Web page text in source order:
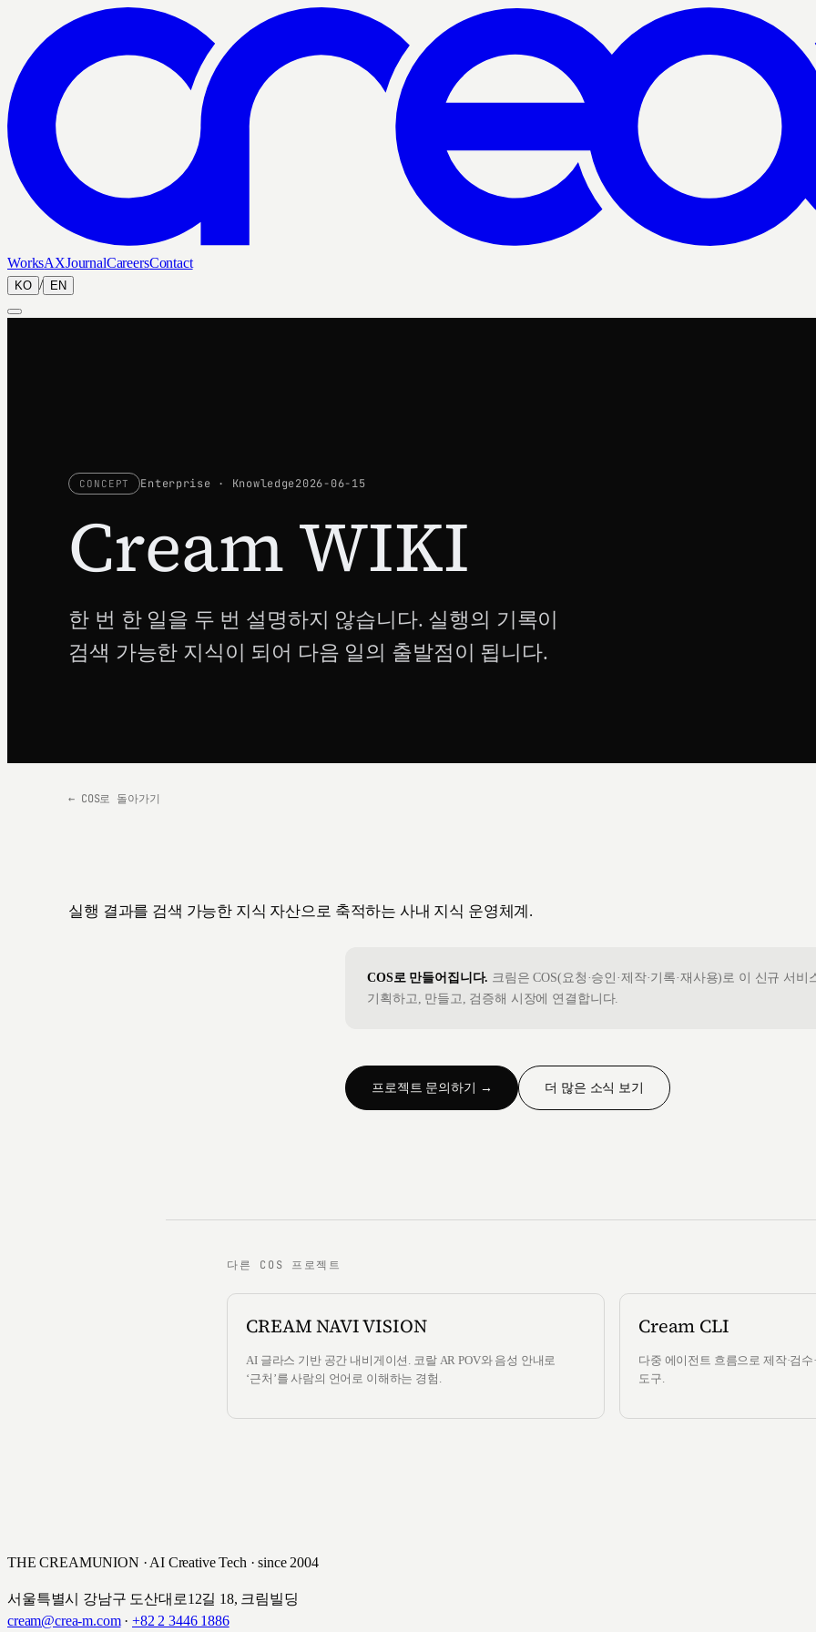
WorksAXJournalCareersContact
KO / EN
CONCEPT Enterprise · Knowledge2026-06-15
Cream WIKI
한 번 한 일을 두 번 설명하지 않습니다. 실행의 기록이
검색 가능한 지식이 되어 다음 일의 출발점이 됩니다.
← COS로 돌아가기
실행 결과를 검색 가능한 지식 자산으로 축적하는 사내 지식 운영체계.
COS로 만들어집니다. 크림은 COS(요청·승인·제작·기록·재사용)로 이 신규 서비
기획하고, 만들고, 검증해 시장에 연결합니다.
프로젝트 문의하기 → 더 많은 소식 보기
다른 COS 프로젝트
CREAM NAVI VISION
AI 글라스 기반 공간 내비게이션. 코랄 AR POV와 음성 안내로
‘근처’를 사람의 언어로 이해하는 경험.
Cream CLI
다중 에이전트 흐름으로 제작·검
도구.
THE CREAMUNION · AI Creative Tech · since 2004
서울특별시 강남구 도산대로12길 18, 크림빌딩
cream@crea-m.com· +82 2 3446 1886